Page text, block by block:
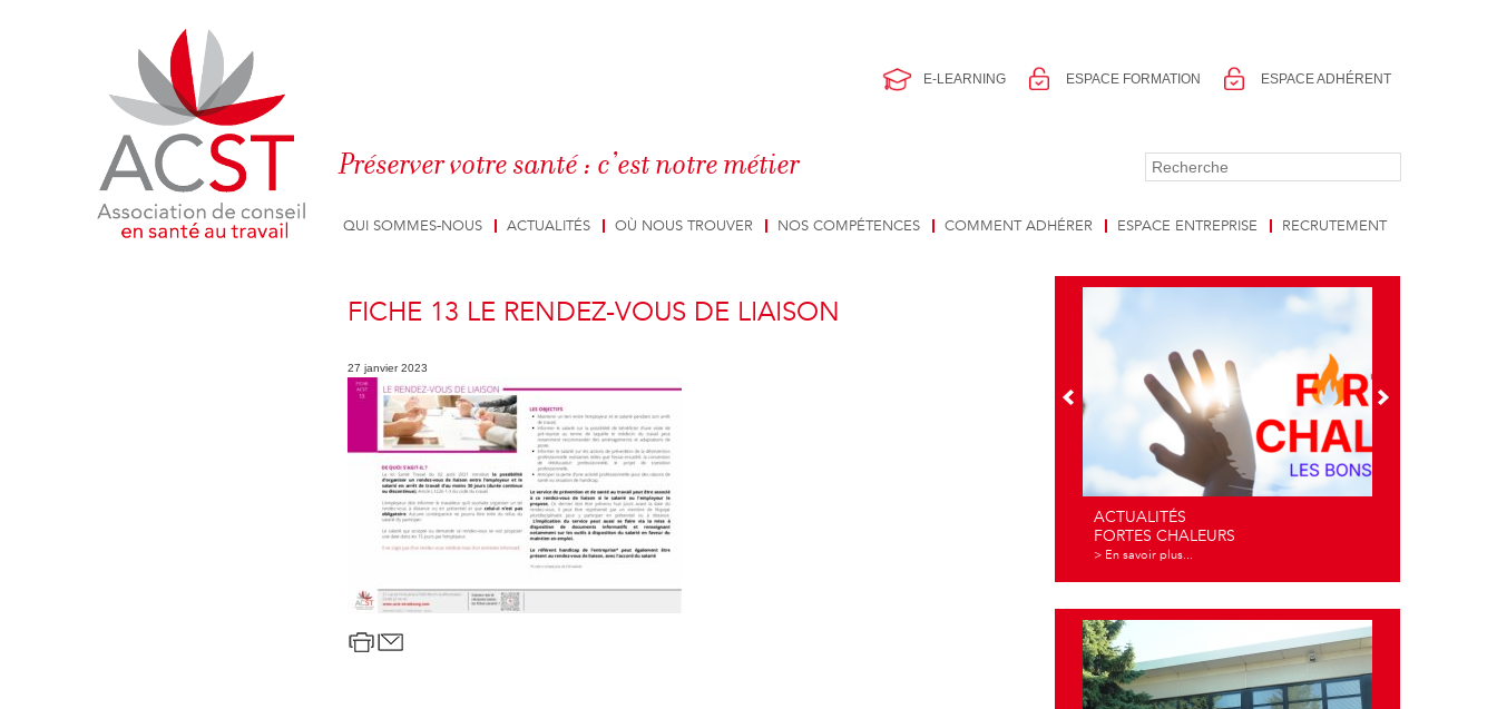
E-LEARNING ESPACE FORMATION ESPACE ADHÉRENT
Préserver votre santé : c’est notre métier
QUI SOMMES-NOUS ACTUALITÉS OÙ NOUS TROUVER NOS COMPÉTENCES COMMENT ADHÉRER ESPACE ENTREPRISE RECRUTEMENT
FICHE 13 LE RENDEZ-VOUS DE LIAISON
27 janvier 2023
ACTUALITÉS
FORTES CHALEURS
> En savoir plus...